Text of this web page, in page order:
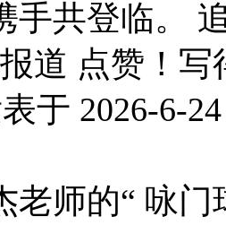
手共登临。
道 点赞！
于 2026-6-
老师的“ 咏